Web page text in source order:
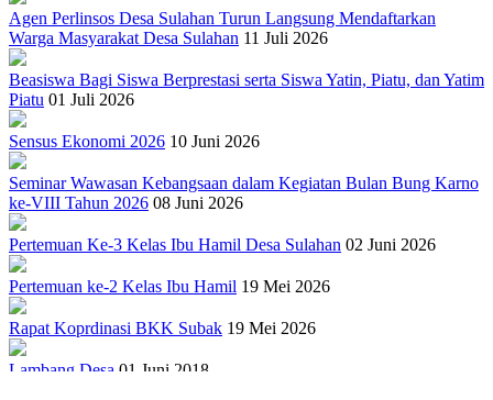
Agen Perlinsos Desa Sulahan Turun Langsung Mendaftarkan
Warga Masyarakat Desa Sulahan 11 Juli 2026
Beasiswa Bagi Siswa Berprestasi serta Siswa Yatin, Piatu, dan Yatim
Piatu 01 Juli 2026
Sensus Ekonomi 2026 10 Juni 2026
Seminar Wawasan Kebangsaan dalam Kegiatan Bulan Bung Karno
ke-VIII Tahun 2026 08 Juni 2026
Pertemuan Ke-3 Kelas Ibu Hamil Desa Sulahan 02 Juni 2026
Pertemuan ke-2 Kelas Ibu Hamil 19 Mei 2026
Rapat Koprdinasi BKK Subak 19 Mei 2026
Lambang Desa 01 Juni 2018